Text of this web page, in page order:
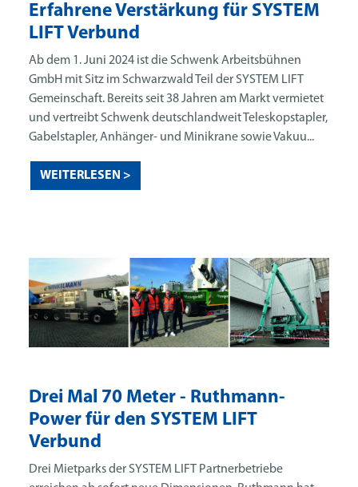
Drei Mal 70 Meter - Ruthmann-
Power für den SYSTEM LIFT
Verbund
Drei Mietparks der SYSTEM LIFT Partnerbetriebe
Erfahrene Verstärkung für SYSTEM
LIFT Verbund
Ab dem 1. Juni 2024 ist die Schwenk Arbeitsbühnen
GmbH mit Sitz im Schwarzwald Teil der SYSTEM LIFT
Gemeinschaft. Bereits seit 38 Jahren am Markt vermietet
und vertreibt Schwenk deutschlandweit Teleskopstapler,
Gabelstapler, Anhänger- und Minikrane sowie Vakuu...
WEITERLESEN >